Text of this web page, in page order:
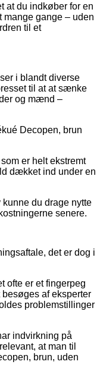
at du indkøber for en
mange gange – uden
til et
i blandt diverse
til at at sænke
og mænd –
Decopen, brun
er helt ekstremt
dækket ind under en
du drage nytte
senere.
det er dog i
ofte er et fingerpeg
af eksperter
problemstillinger
indvirkning på
at man til
brun, uden